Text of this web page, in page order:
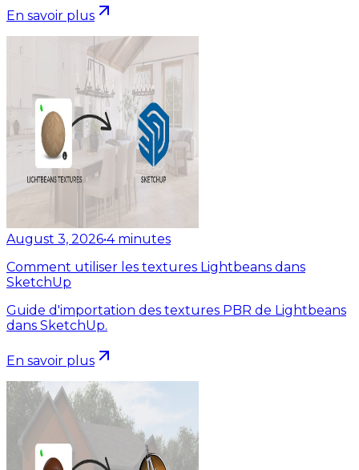
En savoir plus
August 3, 2026•4 minutes
Comment utiliser les textures Lightbeans dans
SketchUp
Guide d'importation des textures PBR de Lightbeans
dans SketchUp.
En savoir plus